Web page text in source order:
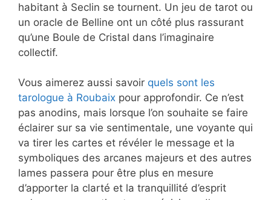
habitant à Seclin se tournent. Un jeu de tarot ou
un oracle de Belline ont un côté plus rassurant
qu’une Boule de Cristal dans l’imaginaire
collectif.
Vous aimerez aussi savoir quels sont les
tarologue à Roubaix pour approfondir. Ce n’est
pas anodins, mais lorsque l’on souhaite se faire
éclairer sur sa vie sentimentale, une voyante qui
va tirer les cartes et révéler le message et la
symboliques des arcanes majeurs et des autres
lames passera pour être plus en mesure
d’apporter la clarté et la tranquillité d’esprit